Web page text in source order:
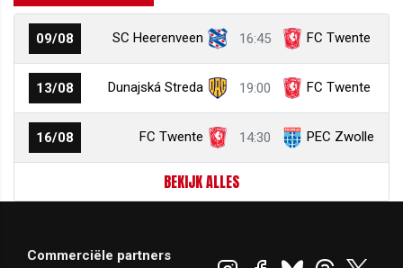
09/08 SC Heerenveen 16:45 FC Twente
13/08 Dunajská Streda 19:00 FC Twente
16/08 FC Twente 14:30 PEC Zwolle
BEKIJK ALLES
Commerciële partners